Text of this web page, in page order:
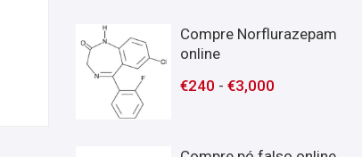
Compre Norflurazepam
online
€240 -€3,000